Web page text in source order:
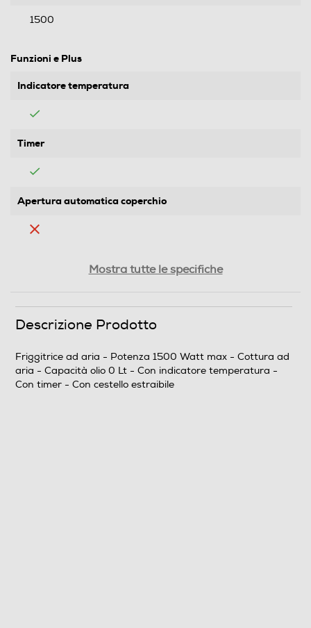
1500
Funzioni e Plus
Indicatore temperatura
Timer
Apertura automatica coperchio
Dotazioni - Personalizzazioni
Mostra tutte le specifiche
Descrizione Prodotto
Friggitrice ad aria - Potenza 1500 Watt max - Cottura ad
aria - Capacità olio 0 Lt - Con indicatore temperatura -
Con timer - Con cestello estraibile